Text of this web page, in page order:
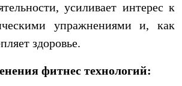
усиливает интерес к
упражнениями и, как
здоровье.
фитнес технологий: